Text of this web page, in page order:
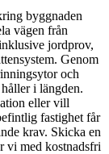
byggnaden
vägen från
jordprov,
Genom
och
i längden.
eller vill
fastighet får
krav. Skicka en
vi med kostnadsfri